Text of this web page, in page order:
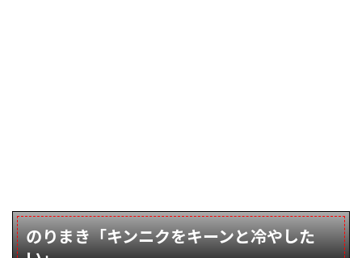
のりまき「キンニクをキーンと冷やした